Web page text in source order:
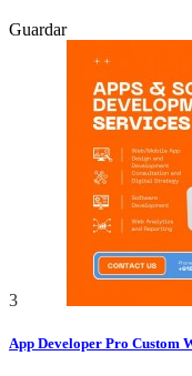
Guardar
3
App Developer Pro Custom